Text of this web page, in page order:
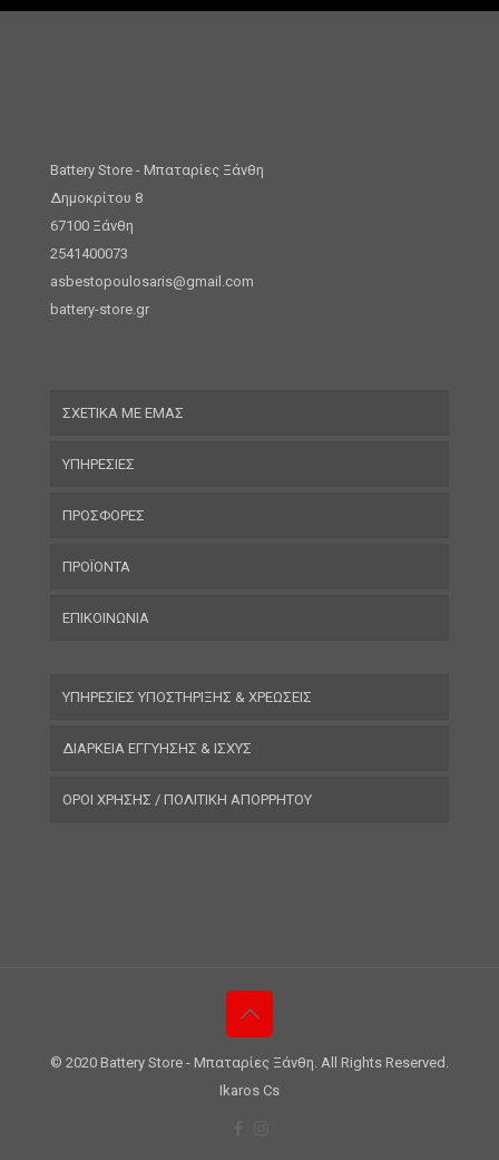
Battery Store - Μπαταρίες Ξάνθη
Δημοκρίτου 8
67100 Ξάνθη
2541400073
asbestopoulosaris@gmail.com
battery-store.gr
ΣΧΕΤΙΚΑ ΜΕ ΕΜΑΣ
ΥΠΗΡΕΣΙΕΣ
ΠΡΟΣΦΟΡΕΣ
ΠΡΟΪΟΝΤΑ
ΕΠΙΚΟΙΝΩΝΙΑ
ΥΠΗΡΕΣΙΕΣ ΥΠΟΣΤΗΡΙΞΗΣ & ΧΡΕΩΣΕΙΣ
ΔΙΑΡΚΕΙΑ ΕΓΓΥΗΣΗΣ & ΙΣΧΥΣ
ΟΡΟΙ ΧΡΗΣΗΣ / ΠΟΛΙΤΙΚΗ ΑΠΟΡΡΗΤΟΥ
© 2020 Battery Store - Μπαταρίες Ξάνθη. All Rights Reserved.
Ikaros Cs